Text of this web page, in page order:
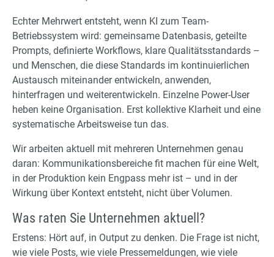
Echter Mehrwert entsteht, wenn KI zum Team-
Betriebssystem wird: gemeinsame Datenbasis, geteilte
Prompts, definierte Workflows, klare Qualitätsstandards –
und Menschen, die diese Standards im kontinuierlichen
Austausch miteinander entwickeln, anwenden,
hinterfragen und weiterentwickeln. Einzelne Power-User
heben keine Organisation. Erst kollektive Klarheit und eine
systematische Arbeitsweise tun das.
Wir arbeiten aktuell mit mehreren Unternehmen genau
daran: Kommunikationsbereiche fit machen für eine Welt,
in der Produktion kein Engpass mehr ist – und in der
Wirkung über Kontext entsteht, nicht über Volumen.
Was raten Sie Unternehmen aktuell?
Erstens: Hört auf, in Output zu denken. Die Frage ist nicht,
wie viele Posts, wie viele Pressemeldungen, wie viele